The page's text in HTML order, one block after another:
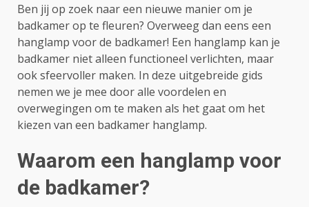
Ben jij op zoek naar een nieuwe manier om je
badkamer op te fleuren? Overweeg dan eens een
hanglamp voor de badkamer! Een hanglamp kan je
badkamer niet alleen functioneel verlichten, maar
ook sfeervoller maken. In deze uitgebreide gids
nemen we je mee door alle voordelen en
overwegingen om te maken als het gaat om het
kiezen van een badkamer hanglamp.
Waarom een hanglamp voor
de badkamer?